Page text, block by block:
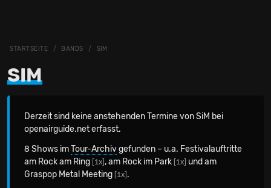
STARTSEITE BANDS SIM
SIM
Derzeit sind keine anstehenden Termine von SiM bei
openairguide.net erfasst.
8 Shows imTour-Archivgefunden – u.a. Festivalauftritte
am Rock am Ring [1x] , am Rock im Park [1x] und am
Graspop Metal Meeting [1x] .